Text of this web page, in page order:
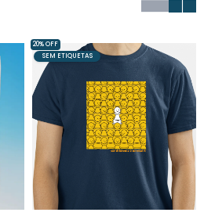
SEM ETIQUETAS
20% OFF